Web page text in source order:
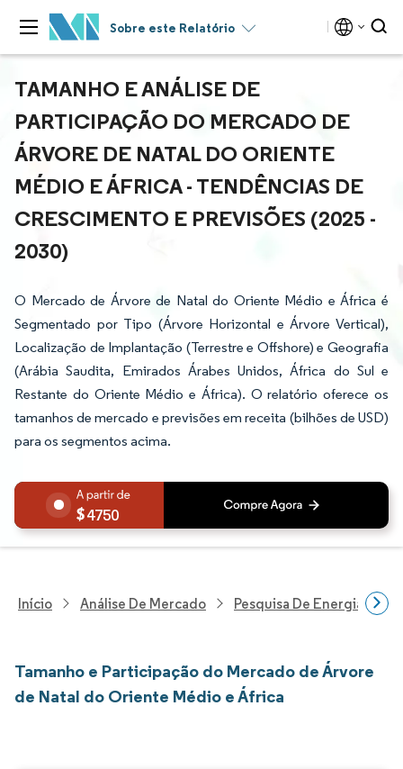
Sobre este Relatório
TAMANHO E ANÁLISE DE
PARTICIPAÇÃO DO MERCADO DE
ÁRVORE DE NATAL DO ORIENTE
MÉDIO E ÁFRICA - TENDÊNCIAS DE
CRESCIMENTO E PREVISÕES (2025 -
2030)
O Mercado de Árvore de Natal do Oriente Médio e África é
Segmentado por Tipo (Árvore Horizontal e Árvore Vertical),
Localização de Implantação (Terrestre e Offshore) e Geografia
(Arábia Saudita, Emirados Árabes Unidos, África do Sul e
Restante do Oriente Médio e África). O relatório oferece os
tamanhos de mercado e previsões em receita (bilhões de USD)
para os segmentos acima.
4750
Início Análise De Mercado Pesquisa De Energia E
Tamanho e Participação do Mercado de Árvore
de Natal do Oriente Médio e África